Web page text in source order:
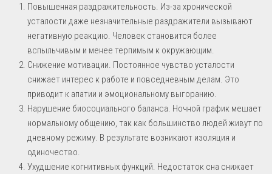
Повышенная раздражительность. Из-за хронической
усталости даже незначительные раздражители вызывают
негативную реакцию. Человек становится более
вспыльчивым и менее терпимым к окружающим.
Снижение мотивации. Постоянное чувство усталости
снижает интерес к работе и повседневным делам. Это
приводит к апатии и эмоциональному выгоранию.
Нарушение биосоциального баланса. Ночной график мешает
нормальному общению, так как большинство людей живут по
дневному режиму. В результате возникают изоляция и
одиночество.
Ухудшение когнитивных функций. Недостаток сна снижает